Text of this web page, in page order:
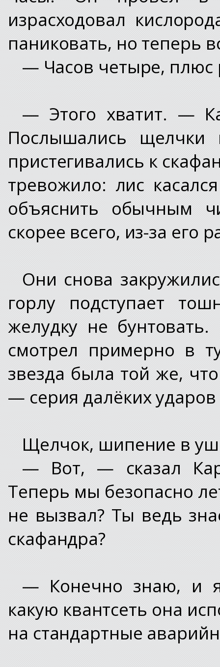
израсходовал
паниковать, но теперь
— Часов четыре, плюс
— Этого хватит. —
Послышались
пристегивались к
тревожило: лис
объяснить обычным
скорее всего, из-за его
Они снова
горлу подступает
желудку не
смотрел примерно в
звезда была той же,
— серия далёких
Щелчок, шипение в
— Вот, — сказал
Теперь мы безопасно
не вызвал? Ты ведь
скафандра?
— Конечно знаю, и
какую квантсеть она
на стандартные